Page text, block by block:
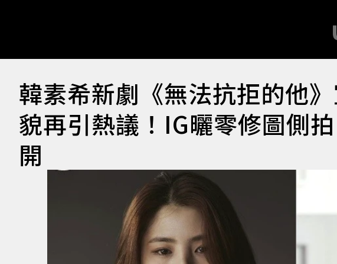
韓素希新劇《無法抗拒的他
貌再引熱議！IG曬零修圖側
開